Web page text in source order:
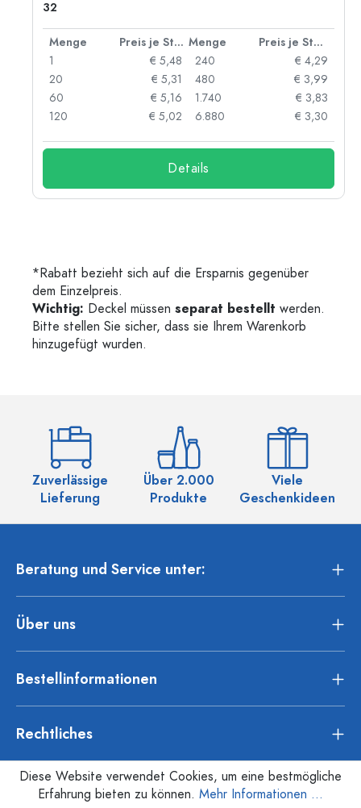
32
Menge Preis je Stück Menge
Preis je Stück
1
€ 5,48
20
€ 5,31
60
€ 5,16
120
€ 5,02
240
€ 4,29
480
€ 3,99
1.740
€ 3,83
6.880
€ 3,30
Details
*Rabatt bezieht sich auf die Ersparnis gegenüber
dem Einzelpreis.
Wichtig: Deckel müssen separat bestellt werden.
Bitte stellen Sie sicher, dass sie Ihrem Warenkorb
hinzugefügt wurden.
Zuverlässige
Lieferung
Über 2.000
Produkte
Viele
Geschenkideen
Beratung und Service unter:
Über uns
Bestellinformationen
Rechtliches
Diese Website verwendet Cookies, um eine bestmögliche
Erfahrung bieten zu können. Mehr Informationen ...